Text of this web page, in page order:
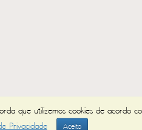
que utilizemos cookies de acordo
Privacidade Aceito